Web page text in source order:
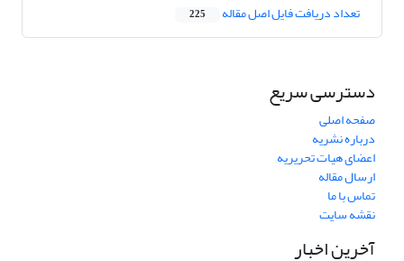
تعداد دریافت فایل اصل مقاله 225
دسترسی سریع
صفحه اصلی
درباره نشریه
اعضای هیات تحریریه
ارسال مقاله
تماس با ما
نقشه سایت
آخرین اخبار